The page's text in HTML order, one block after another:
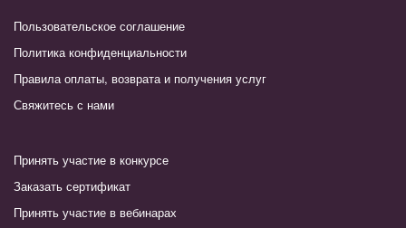
Пользовательское соглашение
Политика конфиденциальности
Правила оплаты, возврата и получения услуг
Свяжитесь с нами
Принять участие в конкурсе
Заказать сертификат
Принять участие в вебинарах